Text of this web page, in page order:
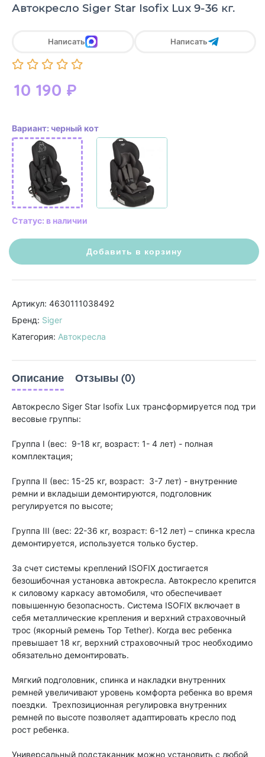
Автокресло Siger Star Isofix Lux 9-36 кг.
10 190 ₽
Написать Написать
Вариант: черный кот
Статус: в наличии
Добавить в корзину
Артикул: 4630111038492
Бренд: Siger
Категория: Автокресла
Описание Отзывы (0)
Автокресло Siger Star Isofix Lux трансформируется под три
весовые группы:
Группа I (вес: 9-18 кг, возраст: 1- 4 лет) - полная
комплектация;
Группа II (вес: 15-25 кг, возраст: 3-7 лет) - внутренние
ремни и вкладыши демонтируются, подголовник
регулируется по высоте;
Группа III (вес: 22-36 кг, возраст: 6-12 лет) – спинка кресла
демонтируется, используется только бустер.
За счет системы креплений ISOFIX достигается
безошибочная установка автокресла. Автокресло крепится
к силовому каркасу автомобиля, что обеспечивает
повышенную безопасность. Система ISOFIX включает в
себя металлические крепления и верхний страховочный
трос (якорный ремень Top Tether). Когда вес ребенка
превышает 18 кг, верхний страховочный трос необходимо
обязательно демонтировать.
Мягкий подголовник, спинка и накладки внутренних
ремней увеличивают уровень комфорта ребенка во время
поездки. Трехпозиционная регулировка внутренних
ремней по высоте позволяет адаптировать кресло под
рост ребенка.
Универсальный подстаканник можно установить с любой